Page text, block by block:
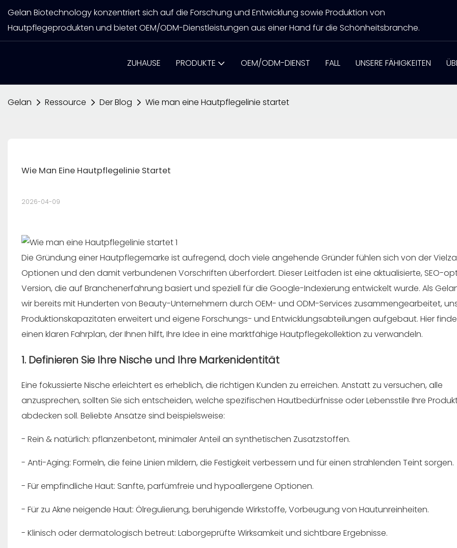
Gelan Biotechnology konzentriert sich auf die Forschung und Entwicklung sowie Produktion von
Hautpflegeprodukten und bietet OEM/ODM-Dienstleistungen aus einer Hand für die Schönheitsbranche.
ZUHAUSE PRODUKTE OEM/ODM-DIENST FALL UNSERE FÄHIGKEITEN
Gelan Ressource Der Blog Wie man eine Hautpflegelinie startet
Wie Man Eine Hautpflegelinie Startet
2026-04-09
Die Gründung einer Hautpflegemarke ist aufregend, doch viele angehende Gründer fühlen sich von der
Optionen und den damit verbundenen Vorschriften überfordert. Dieser Leitfaden ist eine aktualisierte, SEO-
Version, die auf Branchenerfahrung basiert und speziell für die Google-Indexierung entwickelt wurde. Als
wir bereits mit Hunderten von Beauty-Unternehmern durch OEM- und ODM-Services zusammengearbeitet,
Produktionskapazitäten erweitert und eigene Forschungs- und Entwicklungsabteilungen aufgebaut. Hier
einen klaren Fahrplan, der Ihnen hilft, Ihre Idee in eine marktfähige Hautpflegekollektion zu verwandeln.
1. Definieren Sie Ihre Nische und Ihre Markenidentität
Eine fokussierte Nische erleichtert es erheblich, die richtigen Kunden zu erreichen. Anstatt zu versuchen, alle
anzusprechen, sollten Sie sich entscheiden, welche spezifischen Hautbedürfnisse oder Lebensstile Ihre
abdecken soll. Beliebte Ansätze sind beispielsweise:
- Rein & natürlich: pflanzenbetont, minimaler Anteil an synthetischen Zusatzstoffen.
- Anti-Aging: Formeln, die feine Linien mildern, die Festigkeit verbessern und für einen strahlenden Teint sorgen.
- Für empfindliche Haut: Sanfte, parfümfreie und hypoallergene Optionen.
- Für zu Akne neigende Haut: Ölregulierung, beruhigende Wirkstoffe, Vorbeugung von Hautunreinheiten.
- Klinisch oder dermatologisch betreut: Laborgeprüfte Wirksamkeit und sichtbare Ergebnisse.